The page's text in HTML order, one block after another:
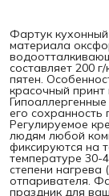
Фартук кухонный
материала
составляет 200
пятен.
красочный
его сохранность
Регулируемое
людям любой
фиксируются на
температуре 30-
степени
отпаривателя.
праздник для